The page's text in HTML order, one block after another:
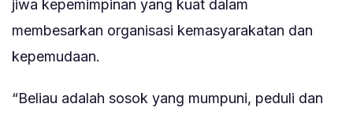
jiwa kepemimpinan yang kuat dalam
membesarkan organisasi kemasyarakatan dan
kepemudaan.
“Beliau adalah sosok yang mumpuni, peduli dan